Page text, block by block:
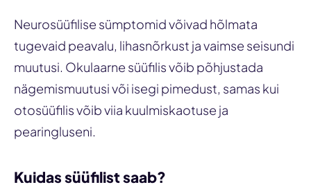
Neurosüüfilise sümptomid võivad hõlmata
tugevaid peavalu, lihasnõrkust ja vaimse seisundi
muutusi. Okulaarne süüfilis võib põhjustada
nägemismuutusi või isegi pimedust, samas kui
otosüüfilis võib viia kuulmiskaotuse ja
pearingluseni.
Kuidas süüfilist saab?